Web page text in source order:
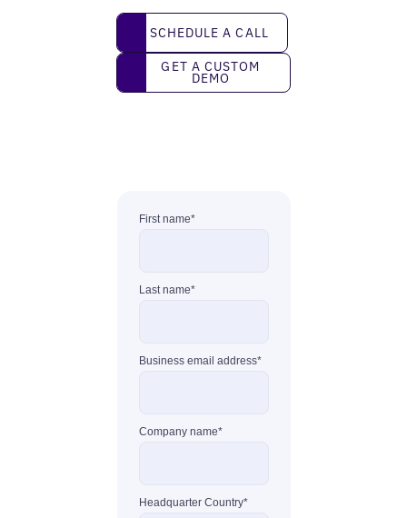
Schedule a call
SCHEDULE A CALL
Get a custom demo
GET A CUSTOM
DEMO